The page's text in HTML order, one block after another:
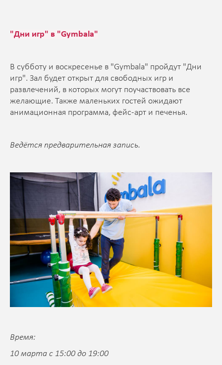
"Дни игр" в "Gymbala"
В субботу и воскресенье в "Gymbala" пройдут "Дни
игр". Зал будет открыт для свободных игр и
развлечений, в которых могут поучаствовать все
желающие. Также маленьких гостей ожидают
анимационная программа, фейс-арт и печенья.
Ведётся предварительная запись.
Время:
10 марта с 15:00 до 19:00